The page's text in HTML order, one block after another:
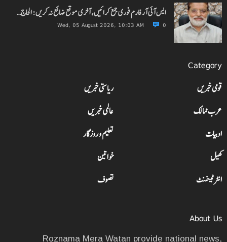
ایس آئی آر فارم فوری جمع کرائیں، آخری موقع ضائع نہ کریں: الحاج…
Wed, 05 August 2026, 10:03 AM 0
Category
قومی خبریں
ریاستی خبریں
عرب ممالک
عالمی خبریں
ادبیات
تعلیم و روزگار
کھیل
خواتین
انٹرٹینمنٹ
تصوف
About Us
Roznama Mera Watan provide national news,